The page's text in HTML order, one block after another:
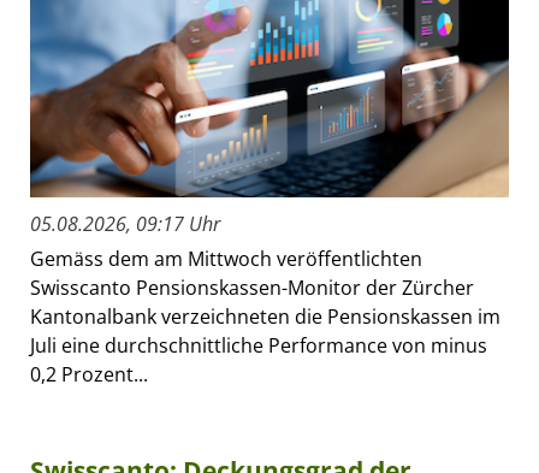
05.08.2026, 09:17 Uhr
Gemäss dem am Mittwoch veröffentlichten
Swisscanto Pensionskassen-Monitor der Zürcher
Kantonalbank verzeichneten die Pensionskassen im
Juli eine durchschnittliche Performance von minus
0,2 Prozent...